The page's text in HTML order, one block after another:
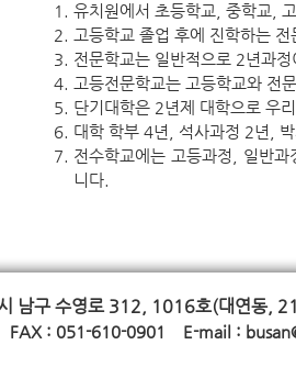
유치원에서 초등학교, 중학교,
고등학교 졸업 후에 진학하는
전문학교는 일반적으로 2년과
고등전문학교는 고등학교와 전
단기대학은 2년제 대학으로 우
대학 학부 4년, 석사과정 2년,
전수학교에는 고등과정, 일반
니다.
남구 수영로 312, 1016호(대연동,
: 051-610-0901 E-mail :